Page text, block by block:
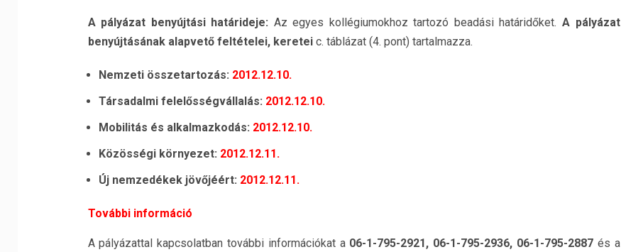
A pályázat benyújtási határideje: Az egyes kollégiumokhoz tartozó beadási határidőket. A pályázat
benyújtásának alapvető feltételei, keretei c. táblázat (4. pont) tartalmazza.
Nemzeti összetartozás: 2012.12.10.
Társadalmi felelősségvállalás: 2012.12.10.
Mobilitás és alkalmazkodás: 2012.12.10.
Közösségi környezet: 2012.12.11.
Új nemzedékek jövőjéért: 2012.12.11.
További információ
A pályázattal kapcsolatban további információkat a 06-1-795-2921, 06-1-795-2936, 06-1-795-2887és a